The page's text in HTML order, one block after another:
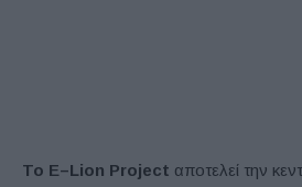
Το E–Lion Project αποτελεί την